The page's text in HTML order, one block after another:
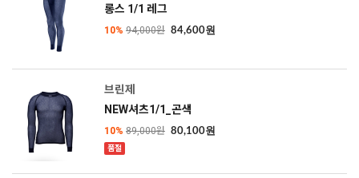
롱스 1/1 레그
10% 94,000원 84,600원
브린제
NEW셔츠1/1_곤색
10% 89,000원 80,100원
품절